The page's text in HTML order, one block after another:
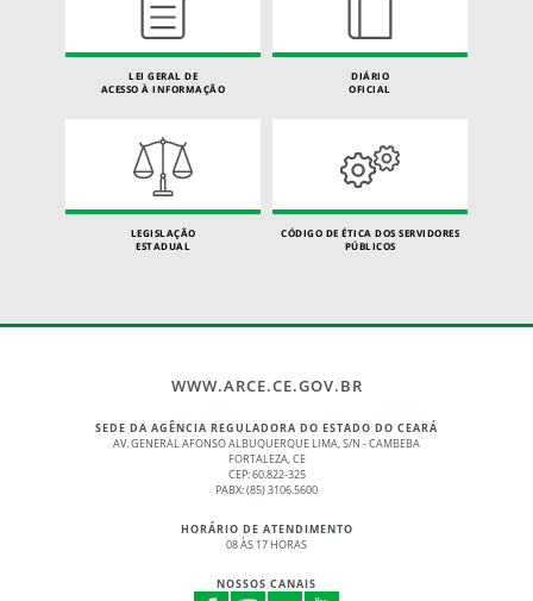
LEI GERAL DE
ACESSO À INFORMAÇÃO
DIÁRIO
OFICIAL
LEGISLAÇÃO
ESTADUAL
CÓDIGO DE ÉTICA DOS SERVIDORES
PÚBLICOS
WWW.ARCE.CE.GOV.BR
SEDE DA AGÊNCIA REGULADORA DO ESTADO DO CEARÁ
AV. GENERAL AFONSO ALBUQUERQUE LIMA, S/N - CAMBEBA
FORTALEZA, CE
CEP: 60.822-325
PABX: (85) 3106.5600
HORÁRIO DE ATENDIMENTO
08 ÀS 17 HORAS
NOSSOS CANAIS